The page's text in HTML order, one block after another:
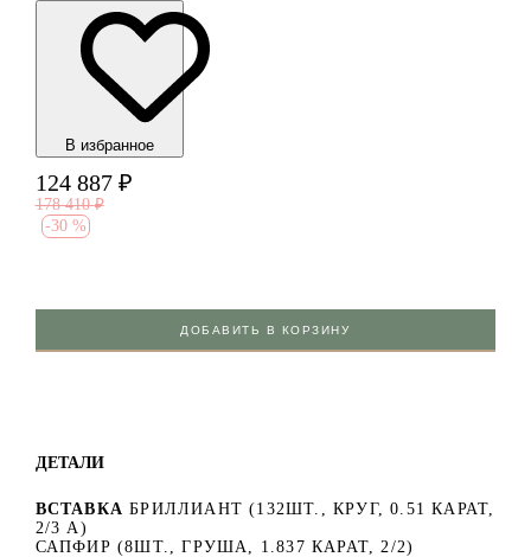
В избранноe
124 887 ₽
178 410 ₽
-30 %
ДОБАВИТЬ В КОРЗИНУ
ДЕТАЛИ
ВСТАВКА БРИЛЛИАНТ (132ШТ., КРУГ, 0.51 КАРАТ,
2/3 А)
САПФИР (8ШТ., ГРУША, 1.837 КАРАТ, 2/2)